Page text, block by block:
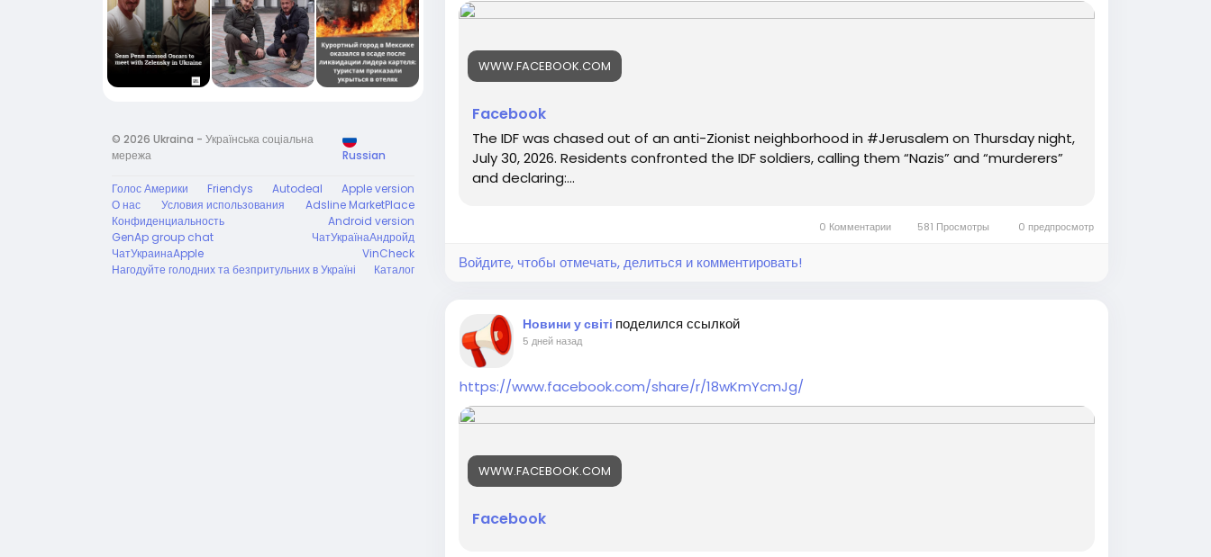
© 2026 Ukraina - Українська соціальна
мережа
Russian
Голос Америки Friendys Autodeal
Apple version
О нас
Условия использования
Adsline MarketPlace
Конфиденциальность
Android version
GenAp group chat
ЧатУкраїнаАндройд
ЧатУкраинаApple
VinCheck
Нагодуйте голодних та безпритульних в Україні
Каталог
WWW.FACEBOOK.COM
Facebook
The IDF was chased out of an anti-Zionist neighborhood in #Jerusalem on Thursday night,
July 30, 2026. Residents confronted the IDF soldiers, calling them “Nazis” and “murderers”
and declaring:...
0 Комментарии 581 Просмотры 0 предпросмотр
Войдите, чтобы отмечать, делиться и комментировать!
Новини у світі поделился ссылкой
5 дней назад
https://www.facebook.com/share/r/18wKmYcmJg/
WWW.FACEBOOK.COM
Facebook